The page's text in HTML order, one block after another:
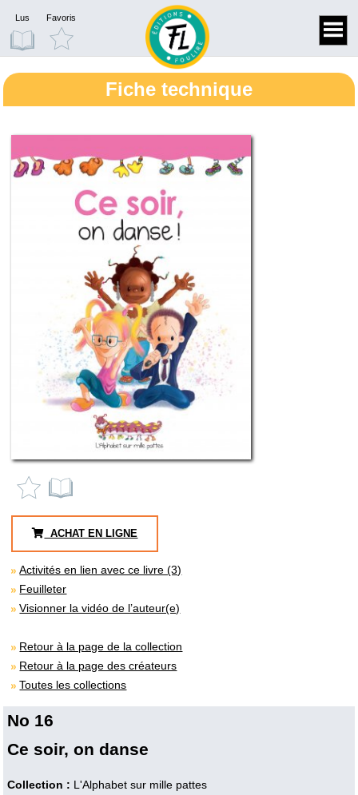
Lus Favoris
Fiche technique
ACHAT EN LIGNE
Activités en lien avec ce livre (3)
Feuilleter
Visionner la vidéo de l’auteur(e)
Retour à la page de la collection
Retour à la page des créateurs
Toutes les collections
No 16
Ce soir, on danse
Collection : L'Alphabet sur mille pattes